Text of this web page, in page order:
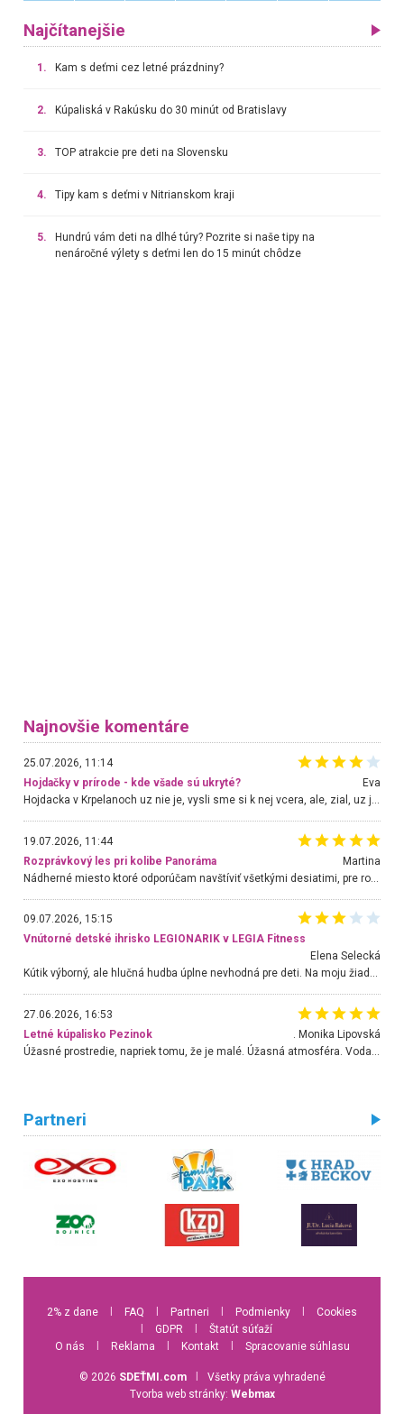
Najčítanejšie
1. Kam s deťmi cez letné prázdniny?
2. Kúpaliská v Rakúsku do 30 minút od Bratislavy
3. TOP atrakcie pre deti na Slovensku
4. Tipy kam s deťmi v Nitrianskom kraji
5.
Hundrú vám deti na dlhé túry? Pozrite si naše tipy na
nenáročné výlety s deťmi len do 15 minút chôdze
Najnovšie komentáre
25.07.2026, 11:14
Hojdačky v prírode - kde všade sú ukryté?
Eva
Hojdacka v Krpelanoch uz nie je, vysli sme si k nej vcera, ale, zial, uz je znicena. Ak sem planujete cestu len kvoli hojdacke, mozete si ju usetrit. Krasny vyhlad je tu vsak aj bez hojdacky :-)
19.07.2026, 11:44
Rozprávkový les pri kolibe Panoráma
Martina
Nádherné miesto ktoré odporúčam navštíviť všetkými desiatimi, pre rodiny s deťmi, dôchodcom... Proste a jednoducho ozaj rozprávkový les.. určite ešte prídeme. Odniesli sme si na pamiatku krásne tričká,
09.07.2026, 15:15
Vnútorné detské ihrisko LEGIONARIK v LEGIA Fitness
Elena Selecká
Kútik výborný, ale hlučná hudba úplne nevhodná pre deti. Na moju žiadosť o aspoň sušenie nereagovali.
27.06.2026, 16:53
Letné kúpalisko Pezinok
. Monika Lipovská
Úžasné prostredie, napriek tomu, že je malé. Úžasná atmosféra. Voda fantastická a nádherná. Ľudí je pomerne veľa, ale su mili a ohľaduplní. Je veľmi zaujímavé sledovať, ako dokážu spolu športovať cudzí ľudia a bez ohľadu na vek. Vládne tu pohoda. Vnuka neviem dostať z vody. Ďakujem za krásny deň . Urcite sa sem vrátim. Jediný problém je s parkovaním, ale aj ten sa mi podarilo vyriešiť. Monika Bratislava
Partneri
2% z dane FAQ Partneri Podmienky
Cookies
GDPR
Štatút súťaží
O nás
Reklama Kontakt Spracovanie súhlasu
© 2026 SDEŤMI.com
Všetky práva vyhradené
Tvorba web stránky: Webmax